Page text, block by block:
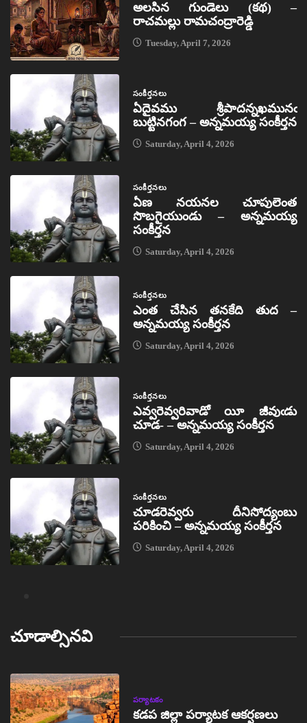
అలసిన గుండెలు (కథ) –
రాచమల్లు రామచంద్రారెడ్డి
Tuesday, April 7, 2026
సంకీర్తనలు
ఏదైవము శ్రీపాదన్నఖమునఁ
బుట్టినగంగ – అన్నమయ్య సంకీర్తన
Saturday, April 4, 2026
సంకీర్తనలు
ఏణ నయనల చూపులెంత
సొబగైయుండు – అన్నమయ్య
సంకీర్తన
Saturday, April 4, 2026
సంకీర్తనలు
ఎంత చేసిన తనకేది తుద –
అన్నమయ్య సంకీర్తన
Saturday, April 4, 2026
సంకీర్తనలు
ఎవ్వరెవ్వరివాడో యీ జీవుఁడు
చూడ- – అన్నమయ్య సంకీర్తన
Saturday, April 4, 2026
సంకీర్తనలు
చూడరెవ్వరు దీనిసోద్యంబు
పరికించి – అన్నమయ్య సంకీర్తన
Saturday, April 4, 2026
చూడాల్సినవి
పర్యాటకం
కడప జిల్లా పర్యాటక ఆకర్షణలు